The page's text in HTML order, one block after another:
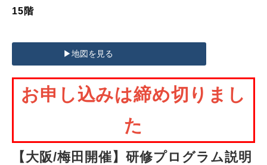
15階
▶︎地図を見る
お申し込みは締め切りまし
た
【大阪/梅田開催】研修プログラム説明